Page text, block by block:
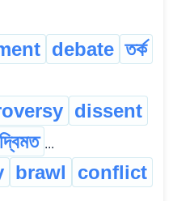
debate তৰ্ক
dissent
দ্বিমত ...
brawl
conflict